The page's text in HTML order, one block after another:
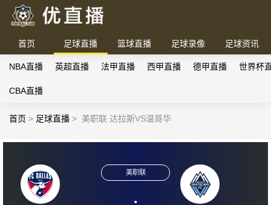
首页 足球直播 篮球直播 足球录像 足球资讯
NBA直播 英超直播 法甲直播 西甲直播 德甲直播 世界杯
CBA直播
首页 > 足球直播 > 美职联 达拉斯VS温哥华